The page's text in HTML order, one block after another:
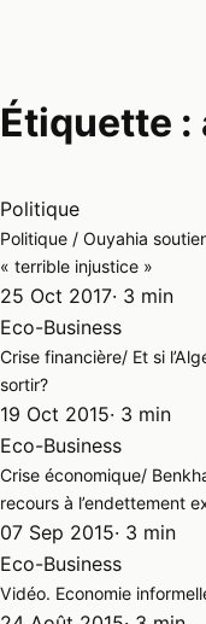
Étiquette :
Politique
Politique / Ouyahia
« terrible injustice »
25 Oct 2017· 3 min
Eco-Business
Crise financière/ Et si
sortir?
19 Oct 2015· 3 min
Eco-Business
Crise économique/
recours à l’endettement
07 Sep 2015· 3 min
Eco-Business
Vidéo. Economie